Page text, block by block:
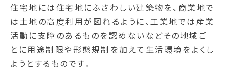
住宅地には住宅地にふさわしい建築物を、商業地で
は土地の高度利用が図れるように、工業地では産業
活動に支障のあるものを認めないなどその地域ご
とに用途制限や形態規制を加えて生活環境をよくし
ようとするものです。